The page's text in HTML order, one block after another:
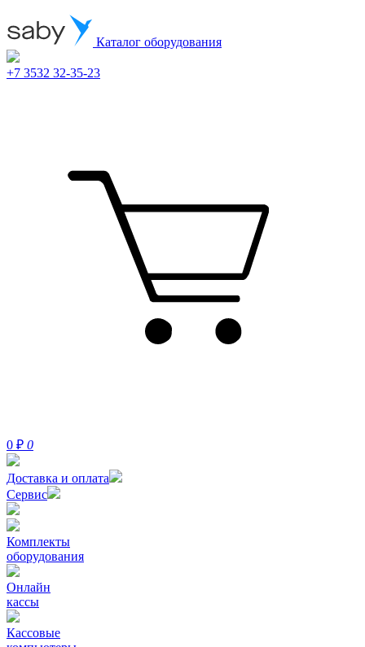
Каталог оборудования
+7 3532 32-35-23
0 ₽ 0
Доставка и оплата
Сервис
Комплекты
оборудования
Онлайн
кассы
Кассовые